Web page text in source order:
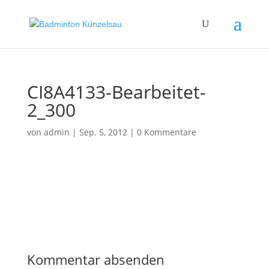
CI8A4133-Bearbeitet-
2_300
von admin | Sep. 5, 2012| 0 Kommentare
Kommentar absenden